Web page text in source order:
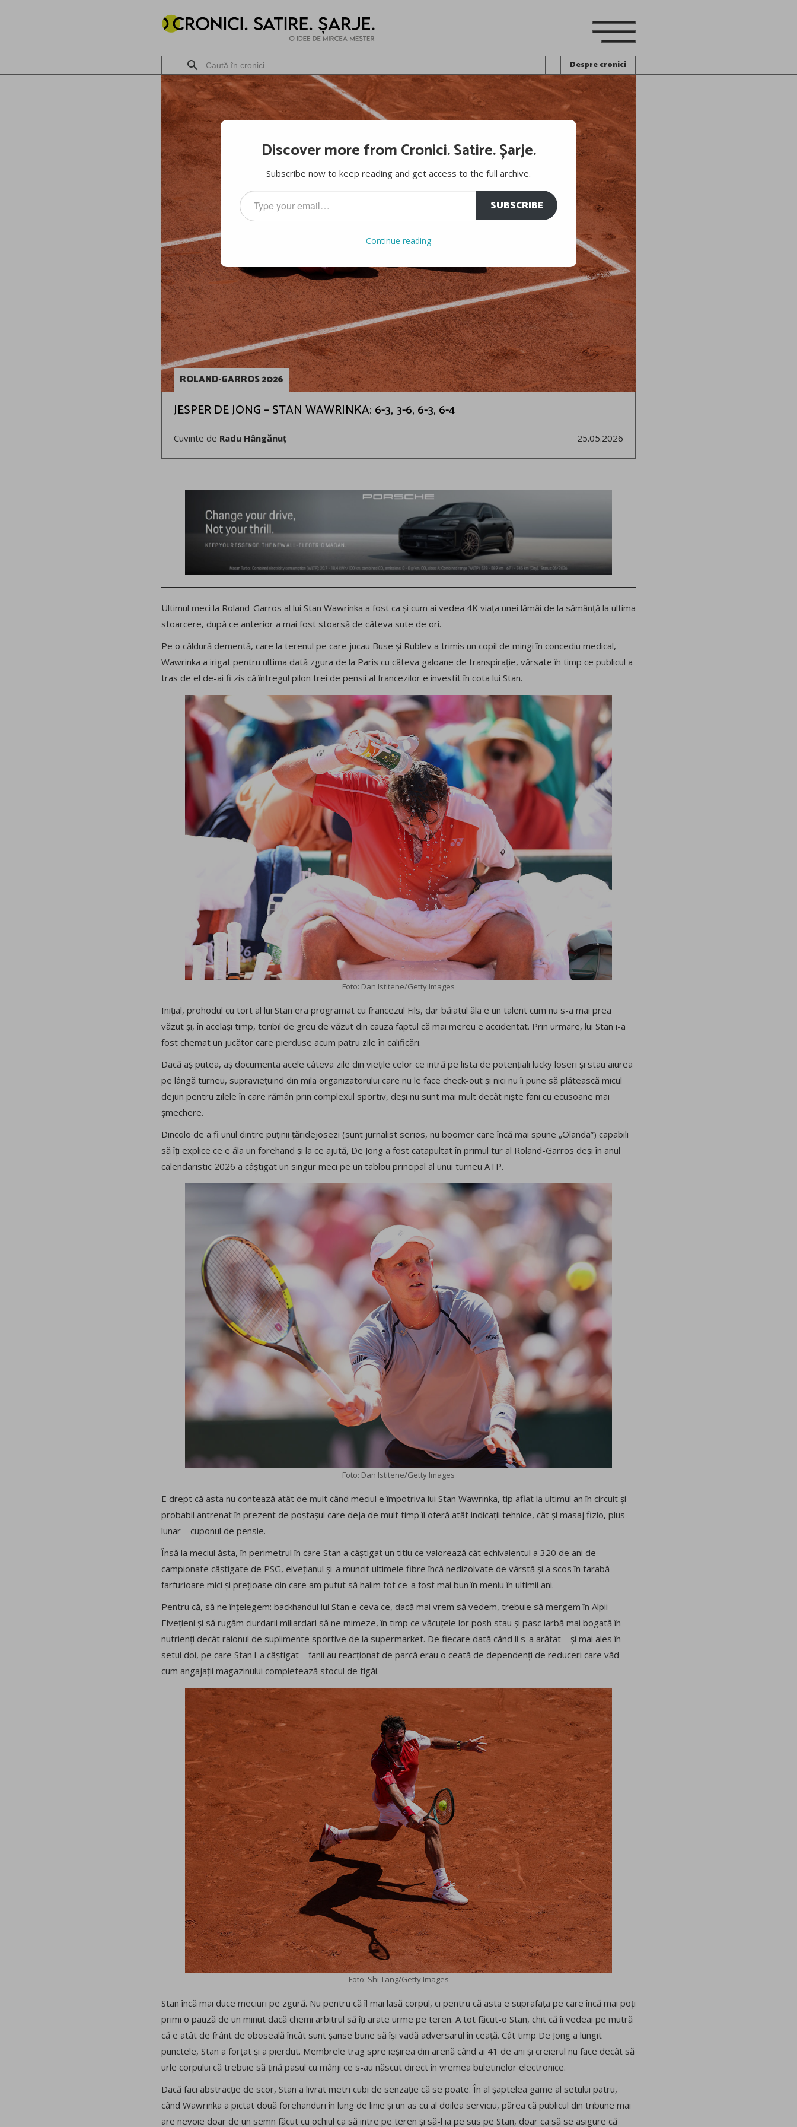
Despre cronici
ROLAND-GARROS 2026
JESPER DE JONG – STAN WAWRINKA: 6-3, 3-6, 6-3, 6-4
Cuvinte de Radu Hângănuț 25.05.2026
Ultimul meci la Roland-Garros al lui Stan Wawrinka a fost ca și cum ai vedea 4K viața unei lămâi de la sămânță la ultima
stoarcere, după ce anterior a mai fost stoarsă de câteva sute de ori.
Pe o căldură dementă, care la terenul pe care jucau Buse și Rublev a trimis un copil de mingi în concediu medical,
Wawrinka a irigat pentru ultima dată zgura de la Paris cu câteva galoane de transpirație, vărsate în timp ce publicul a
tras de el de-ai fi zis că întregul pilon trei de pensii al francezilor e investit în cota lui Stan.
Foto: Dan Istitene/Getty Images
Inițial, prohodul cu tort al lui Stan era programat cu francezul Fils, dar băiatul ăla e un talent cum nu s-a mai prea
văzut și, în același timp, teribil de greu de văzut din cauza faptul că mai mereu e accidentat. Prin urmare, lui Stan i-a
fost chemat un jucător care pierduse acum patru zile în calificări.
Dacă aș putea, aș documenta acele câteva zile din viețile celor ce intră pe lista de potențiali lucky loseri și stau aiurea
pe lângă turneu, supraviețuind din mila organizatorului care nu le face check-out și nici nu îi pune să plătească micul
dejun pentru zilele în care rămân prin complexul sportiv, deși nu sunt mai mult decât niște fani cu ecusoane mai
șmechere.
Dincolo de a fi unul dintre puținii țăridejosezi (sunt jurnalist serios, nu boomer care încă mai spune „Olanda”) capabili
să îți explice ce e ăla un forehand și la ce ajută, De Jong a fost catapultat în primul tur al Roland-Garros deși în anul
calendaristic 2026 a câștigat un singur meci pe un tablou principal al unui turneu ATP.
Foto: Dan Istitene/Getty Images
E drept că asta nu contează atât de mult când meciul e împotriva lui Stan Wawrinka, tip aflat la ultimul an în circuit și
probabil antrenat în prezent de poștașul care deja de mult timp îi oferă atât indicații tehnice, cât și masaj fizio, plus –
lunar – cuponul de pensie.
Însă la meciul ăsta, în perimetrul în care Stan a câștigat un titlu ce valorează cât echivalentul a 320 de ani de
campionate câștigate de PSG, elvețianul și-a muncit ultimele fibre încă nedizolvate de vârstă și a scos în tarabă
farfurioare mici și prețioase din care am putut să halim tot ce-a fost mai bun în meniu în ultimii ani.
Pentru că, să ne înțelegem: backhandul lui Stan e ceva ce, dacă mai vrem să vedem, trebuie să mergem în Alpii
Elvețieni și să rugăm ciurdarii miliardari să ne mimeze, în timp ce văcuțele lor posh stau și pasc iarbă mai bogată în
nutrienți decât raionul de suplimente sportive de la supermarket. De fiecare dată când li s-a arătat – și mai ales în
setul doi, pe care Stan l-a câștigat – fanii au reacționat de parcă erau o ceată de dependenți de reduceri care văd
cum angajații magazinului completează stocul de tigăi.
Foto: Shi Tang/Getty Images
Stan încă mai duce meciuri pe zgură. Nu pentru că îl mai lasă corpul, ci pentru că asta e suprafața pe care încă mai poți
primi o pauză de un minut dacă chemi arbitrul să îți arate urme pe teren. A tot făcut-o Stan, chit că îi vedeai pe mutră
că e atât de frânt de oboseală încât sunt șanse bune să își vadă adversarul în ceață. Cât timp De Jong a lungit
punctele, Stan a forțat și a pierdut. Membrele trag spre ieșirea din arenă când ai 41 de ani și creierul nu face decât să
urle corpului că trebuie să țină pasul cu mânji ce s-au născut direct în vremea buletinelor electronice.
Dacă faci abstracție de scor, Stan a livrat metri cubi de senzație că se poate. În al șaptelea game al setului patru,
când Wawrinka a pictat două forehanduri în lung de linie și un as cu al doilea serviciu, părea că publicul din tribune mai
are nevoie doar de un semn făcut cu ochiul ca să intre pe teren și să-l ia pe sus pe Stan, doar ca să se asigure că
Discover more from Cronici. Satire. Șarje.
Subscribe now to keep reading and get access to the full archive.
Type
your
email…
SUBSCRIBE
Continue reading